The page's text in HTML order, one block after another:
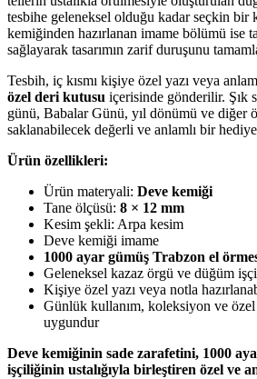
tesbihe geleneksel olduğu kadar seçkin bir
kemiğinden hazırlanan imame bölümü ise
sağlayarak tasarımın zarif duruşunu
Tesbih, iç kısmı kişiye özel yazı veya
özel deri kutusu içerisinde gönderilir. Şık
günü, Babalar Günü, yıl dönümü ve diğer
saklanabilecek değerli ve anlamlı bir
Ürün özellikleri:
Ürün materyali: Deve kemiği
Tane ölçüsü: 8 × 12 mm
Kesim şekli: Arpa kesim
Deve kemiği imame
1000 ayar gümüş Trabzon el
Geleneksel kazaz örgü ve düğüm
Kişiye özel yazı veya notla
Günlük kullanım, koleksiyon ve
uygundur
Deve kemiğinin sade zarafetini, 1000
işçiliğinin ustalığıyla birleştiren özel ve